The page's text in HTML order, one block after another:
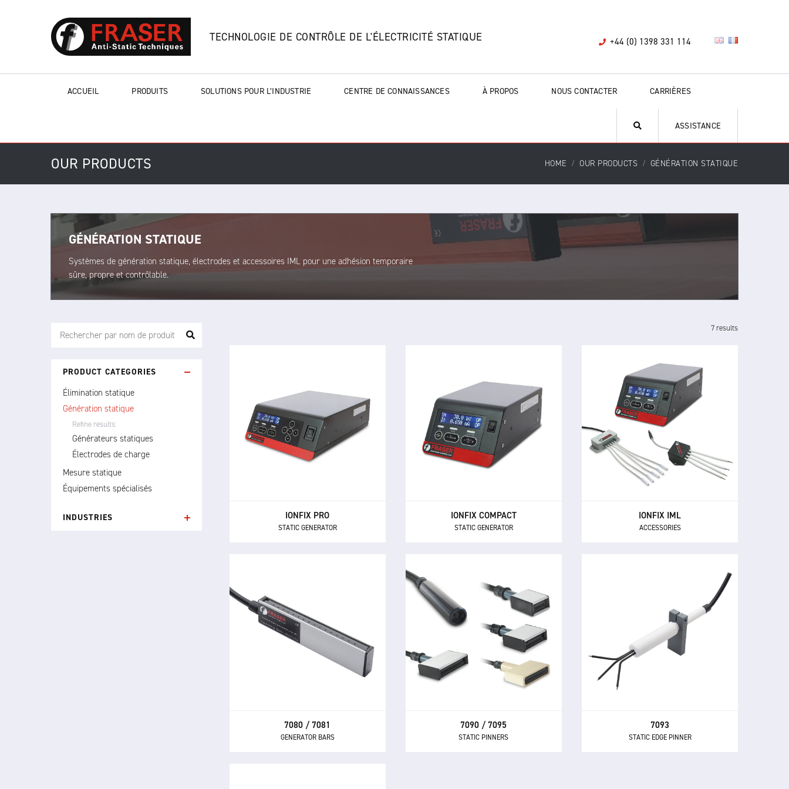
+44 (0) 1398 331 114
TECHNOLOGIE DE CONTRÔLE DE L'ÉLECTRICITÉ STATIQUE
ACCUEIL PRODUITS SOLUTIONS POUR L’INDUSTRIE CENTRE DE CONNAISSANCES À PROPOS NOUS CONTACTER CARRIÈRES
ASSISTANCE
OUR PRODUCTS HOME OUR PRODUCTS GÉNÉRATION STATIQUE
GÉNÉRATION STATIQUE
Systèmes de génération statique, électrodes et accessoires IML pour une adhésion temporaire
sûre, propre et contrôlable.
PRODUCT CATEGORIES
Élimination statique
Génération statique
Refine results:
Générateurs statiques
Électrodes de charge
Mesure statique
Équipements spécialisés
INDUSTRIES
7 results
IONFIX PRO
STATIC GENERATOR
IONFIX PRO
STATIC GENERATOR
La gamme de générateurs statiques
haute performance IONFIX™ Pro
délivre 150 W de puissance à des
IONFIX COMPACT
STATIC GENERATOR
IONFIX COMPACT
STATIC GENERATOR
Le générateur statique IONFIX™
Compact est un générateur statique
de performance intermédiaire pour
alimenter de nombreuses
IONFIX IML
ACCESSORIES
IONFIX IML
ACCESSORIES
Une gamme polyvalente
d'accessoires IML pour compléter le
générateur statique IONFIX™
Compact.
7080 / 7081
GENERATOR BARS
GENERATOR BARS
Les barres génératrices 7080 et
7081 offrent une méthode sûre,
contrôlable, fiable et rentable
d'appliquer une charge statique
7090 / 7095
STATIC PINNERS
7090 / 7095
STATIC PINNERS
Les épingleurs statiques 7090 et
7095 sont des épingleurs statiques
pour le chargement électrostatique
et l'épinglage de petites zones et
7093
STATIC EDGE PINNER
STATIC EDGE PINNER
Le 7093 a été spécifiquement conçu
pour permettre un épinglage de
bord précis et haute performance
sur film à l'aide des systèmes de
génération statique Fraser.